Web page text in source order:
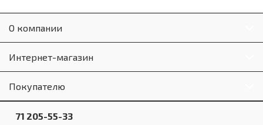
О компании
Интернет-магазин
Покупателю
71 205-55-33